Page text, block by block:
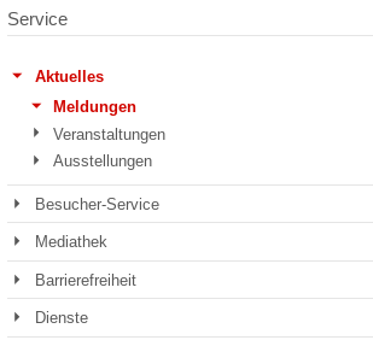
Service
Aktuelles
Meldungen
Veranstaltungen
Ausstellungen
Besucher-Service
Mediathek
Barrierefreiheit
Dienste